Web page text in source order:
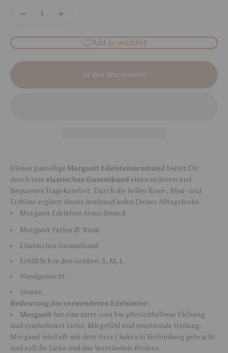
Add to wishlist
In den Warenkorb
Dieses pastellige Morganit Edelsteinarmband bietet Dir
durch sein elastisches Gummiband einen sicheren und
bequemen Tragekomfort. Durch die hellen Rosa-, Blau- und
Erdtöne ergänzt dieses Armband jeden Deiner Alltagslooks.
Morganit Edelstein Armschmuck
Morganit Perlen ⌀: 8mm
Elastisches Gummiband
Erhältlich in den Größen: S, M, L
Handgemacht
Unisex
Bedeutung der verwendeten Edelsteine:
Morganit hat eine zarte rosa bis pfirsichfarbene Färbung
und symbolisiert Liebe, Mitgefühl und emotionale Heilung.
Morganit wird oft mit dem Herz Chakra in Verbindung gebracht
und soll die Liebe und das Verständnis fördern.